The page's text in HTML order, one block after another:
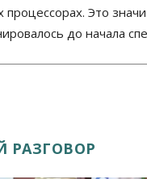
процессорах. Это
до начала
РАЗГОВОР